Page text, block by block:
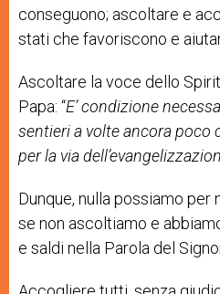
conseguono; ascoltare e
stati che favoriscono e
Ascoltare la voce dello
Papa: “E’ condizione
sentieri a volte ancora poco
per la via
Dunque, nulla possiamo per
se non ascoltiamo e
e saldi nella Parola del